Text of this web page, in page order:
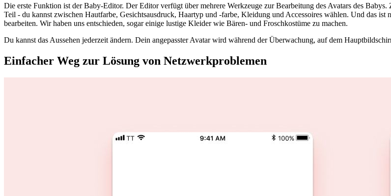
Die erste Funktion ist der Baby-Editor. Der Editor verfügt über mehrere Werkzeuge zur Bearbeitung des Avatars des
Teil - du kannst zwischen Hautfarbe, Gesichtsausdruck, Haartyp und -farbe, Kleidung und Accessoires wählen. Und das
bearbeiten. Wir haben uns entschieden, sogar einige lustige Kleider wie Bären- und Froschkostüme zu machen.
Du kannst das Aussehen jederzeit ändern. Dein angepasster Avatar wird während der Überwachung, auf dem
Einfacher Weg zur Lösung von Netzwerkproblemen